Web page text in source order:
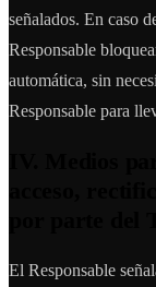
señalados. En caso
Responsable
automática, sin
Responsable para
El Responsable